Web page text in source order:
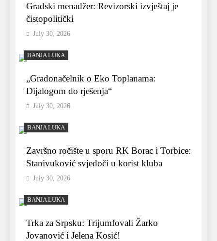
Gradski menadžer: Revizorski izvještaj je
čistopolitički
July 30, 2026
BANJA LUKA
„Gradonačelnik o Eko Toplanama:
Dijalogom do rješenja“
July 30, 2026
BANJA LUKA
Završno ročište u sporu RK Borac i Torbice:
Stanivuković svjedoči u korist kluba
July 30, 2026
BANJA LUKA
Trka za Srpsku: Trijumfovali Žarko
Jovanović i Jelena Kosić!